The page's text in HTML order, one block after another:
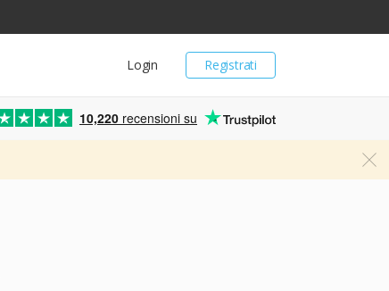
Registrati
Login
10,220 recensioni su